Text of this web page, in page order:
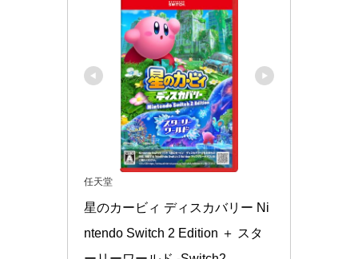
任天堂
星のカービィ ディスカバリー Ni
ntendo Switch 2 Edition ＋ スタ